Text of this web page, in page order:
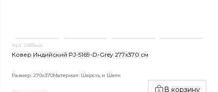
Арт. 2489нш
Ковер Индийский PJ-5169-D-Grey 277x370 см
Размер: 270x370Материал: Шерсть и Шелк
В корзину